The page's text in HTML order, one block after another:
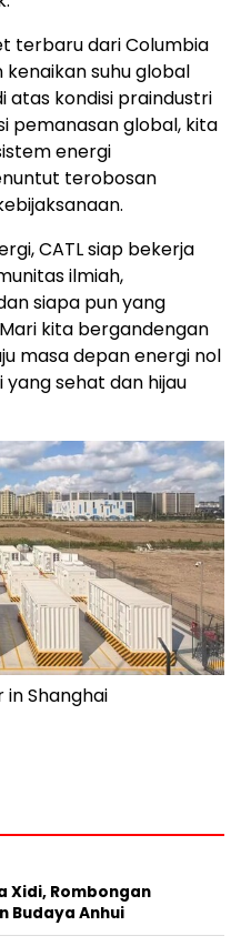
terbaru dari Columbia
suhu global
atas kondisi praindustri
pemanasan global, kita
energi
terobosan
CATL siap bekerja
ilmiah,
siapa pun yang
kita bergandengan
masa depan energi nol
yang sehat dan hijau
in Shanghai
Xidi, Rombongan
Budaya Anhui